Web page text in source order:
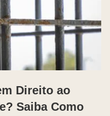
Direito ao
Saiba Como